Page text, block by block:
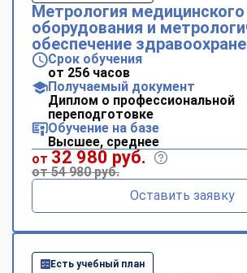
Метрология медицинского
оборудования и
обеспечение
Срок обучения
от 256 часов
Получаемый документ
Диплом о профессиональной
переподготовке
Обучение на базе
Высшее, среднее
от 32 980 руб.
от 54 980 руб.
Оставить заявку
Есть учебный план